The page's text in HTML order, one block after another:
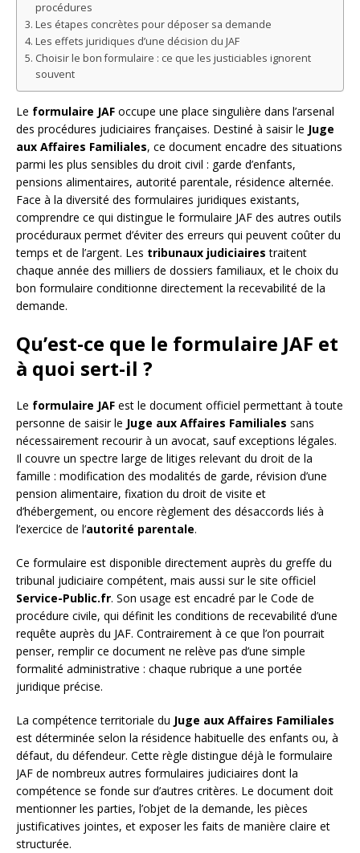
procédures
Les étapes concrètes pour déposer sa demande
Les effets juridiques d’une décision du JAF
Choisir le bon formulaire : ce que les justiciables ignorent
souvent
Le formulaire JAF occupe une place singulière dans l’arsenal
des procédures judiciaires françaises. Destiné à saisir le Juge
aux Affaires Familiales, ce document encadre des situations
parmi les plus sensibles du droit civil : garde d’enfants,
pensions alimentaires, autorité parentale, résidence alternée.
Face à la diversité des formulaires juridiques existants,
comprendre ce qui distingue le formulaire JAF des autres outils
procéduraux permet d’éviter des erreurs qui peuvent coûter du
temps et de l’argent. Les tribunaux judiciaires traitent
chaque année des milliers de dossiers familiaux, et le choix du
bon formulaire conditionne directement la recevabilité de la
demande.
Qu’est-ce que le formulaire JAF et
à quoi sert-il ?
Le formulaire JAF est le document officiel permettant à toute
personne de saisir le Juge aux Affaires Familiales sans
nécessairement recourir à un avocat, sauf exceptions légales.
Il couvre un spectre large de litiges relevant du droit de la
famille : modification des modalités de garde, révision d’une
pension alimentaire, fixation du droit de visite et
d’hébergement, ou encore règlement des désaccords liés à
l’exercice de l’autorité parentale.
Ce formulaire est disponible directement auprès du greffe du
tribunal judiciaire compétent, mais aussi sur le site officiel
Service-Public.fr. Son usage est encadré par le Code de
procédure civile, qui définit les conditions de recevabilité d’une
requête auprès du JAF. Contrairement à ce que l’on pourrait
penser, remplir ce document ne relève pas d’une simple
formalité administrative : chaque rubrique a une portée
juridique précise.
La compétence territoriale du Juge aux Affaires Familiales
est déterminée selon la résidence habituelle des enfants ou, à
défaut, du défendeur. Cette règle distingue déjà le formulaire
JAF de nombreux autres formulaires judiciaires dont la
compétence se fonde sur d’autres critères. Le document doit
mentionner les parties, l’objet de la demande, les pièces
justificatives jointes, et exposer les faits de manière claire et
structurée.